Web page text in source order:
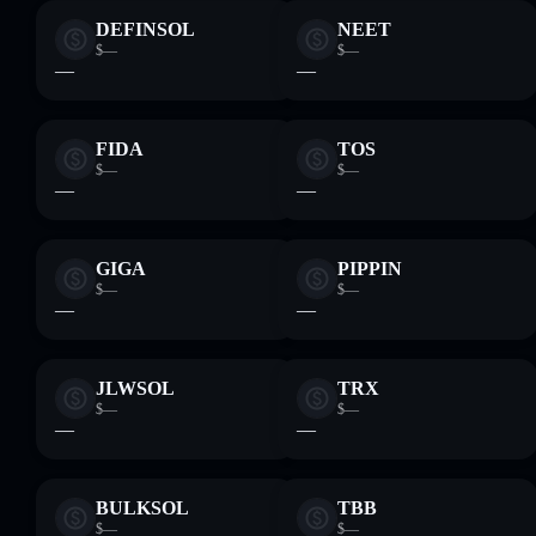
DEFINSOL
$—
—
NEET
$—
—
FIDA
$—
—
TOS
$—
—
GIGA
$—
—
PIPPIN
$—
—
JLWSOL
$—
—
TRX
$—
—
BULKSOL
$—
TBB
$—